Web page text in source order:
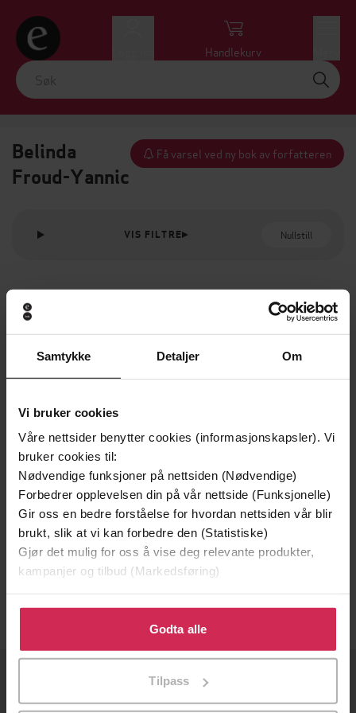
Samtykke Detaljer Om
Vi bruker cookies
Våre nettsider benytter cookies (informasjonskapsler). Vi
bruker cookies til:
Nødvendige funksjoner på nettsiden (Nødvendige)
Forbedrer opplevelsen din på vår nettside (Funksjonelle)
Gir oss en bedre forståelse for hvordan nettsiden vår blir
brukt, slik at vi kan forbedre den (Statistiske)
Gjør det mulig for oss å vise deg relevante produkter,
kampanjer og tilbud (Markedsføring)
Klikk på «Godta alle» for å gi oss ditt samtykke til å
bruke cookies for alle disse formålene. Du kan også
tilpasse ditt samtykke til spesifikke formål ved å klikke
Godta alle
Tilpass
Handlekurv
Belinda
Froud-Yannic
Få varsel ved ny bok av forfatteren
VIS FILTRE Nullstill
260,-
Common Entrance 13+ Geography Exam Practice Questions and Answers
Belinda Froud-Yannic
260,-
Belinda Froud-Yannic